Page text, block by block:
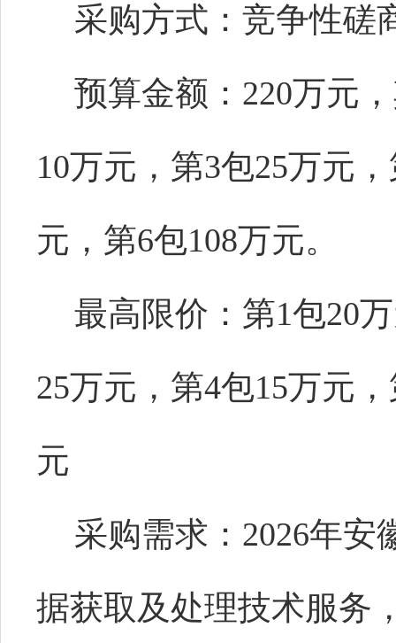
采购方式：竞争性磋
预算金额：220万元
10万元，第3包25万元
元，第6包108万元。
最高限价：第1包20
25万元，第4包15万元
元
采购需求：2026年安
据获取及处理技术服务